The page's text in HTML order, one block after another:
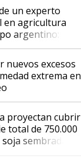
un experto
en agricultura
argentino:
nuevos excesos
extrema en
proyectan cubrir
total de 750.000
sembradas